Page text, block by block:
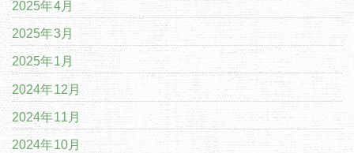
2025年4月
2025年3月
2025年1月
2024年12月
2024年11月
2024年10月